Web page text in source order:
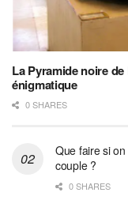
La Pyramide noire
énigmatique
0 SHARES
Que faire si
couple ?
0 SHARES